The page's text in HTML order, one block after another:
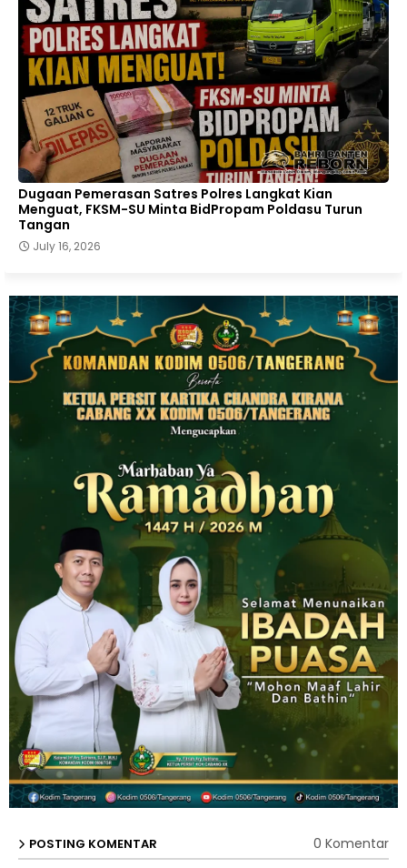
Dugaan Pemerasan Satres Polres Langkat Kian
Menguat, FKSM-SU Minta BidPropam Poldasu Turun
Tangan
July 16, 2026
POSTING KOMENTAR 0 Komentar